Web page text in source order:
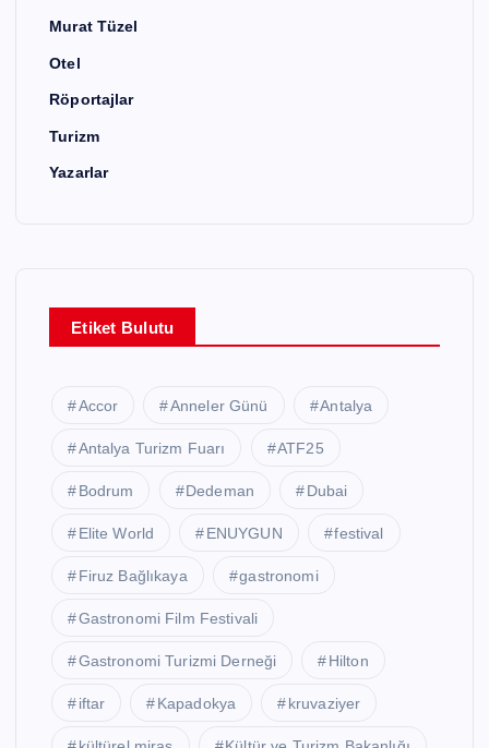
Murat Tüzel
Otel
Röportajlar
Turizm
Yazarlar
Etiket Bulutu
Accor Anneler Günü Antalya
Antalya Turizm Fuarı ATF25
Bodrum Dedeman Dubai
Elite World ENUYGUN festival
Firuz Bağlıkaya gastronomi
Gastronomi Film Festivali
Gastronomi Turizmi Derneği Hilton
iftar Kapadokya kruvaziyer